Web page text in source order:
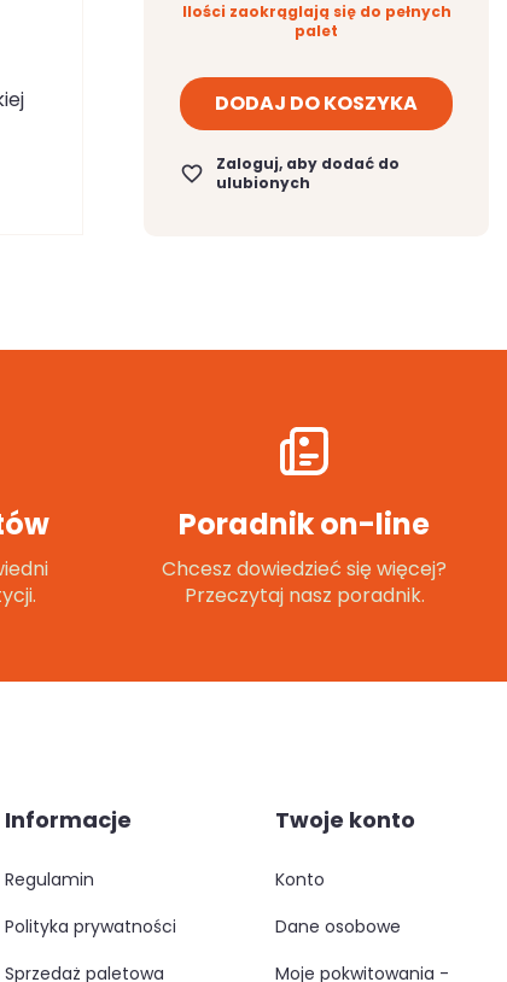
Ilości zaokrąglają się do pełnych
palet
DODAJ DO KOSZYKA
favorite_border
Zaloguj, aby dodać do
ulubionych
Poradnik on-line
Chcesz dowiedzieć się więcej?
Przeczytaj nasz poradnik.
Informacje
regulamin
polityka prywatności
sprzedaż paletowa
Twoje konto
konto
dane osobowe
moje pokwitowania -